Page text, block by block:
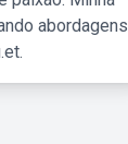
abordagens